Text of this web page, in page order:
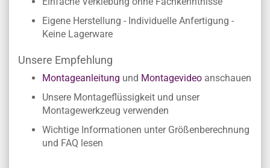
Eigene Herstellung - Individuelle Anfertigung -
Keine Lagerware
Unsere Empfehlung
Montageanleitung und Montagevideo anschauen
Unsere Montageflüssigkeit und unser
Montagewerkzeug verwenden
Wichtige Informationen unter Größenberechnung
und FAQ lesen